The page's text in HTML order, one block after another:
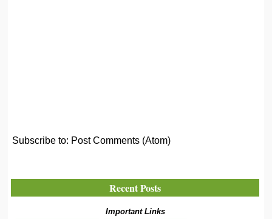
Subscribe to: Post Comments (Atom)
Recent Posts
Important Links